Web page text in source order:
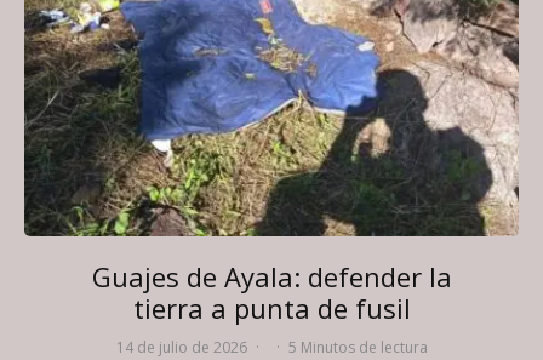
Guajes de Ayala: defender la
tierra a punta de fusil
14 de julio de 2026 · · 5 Minutos de lectura